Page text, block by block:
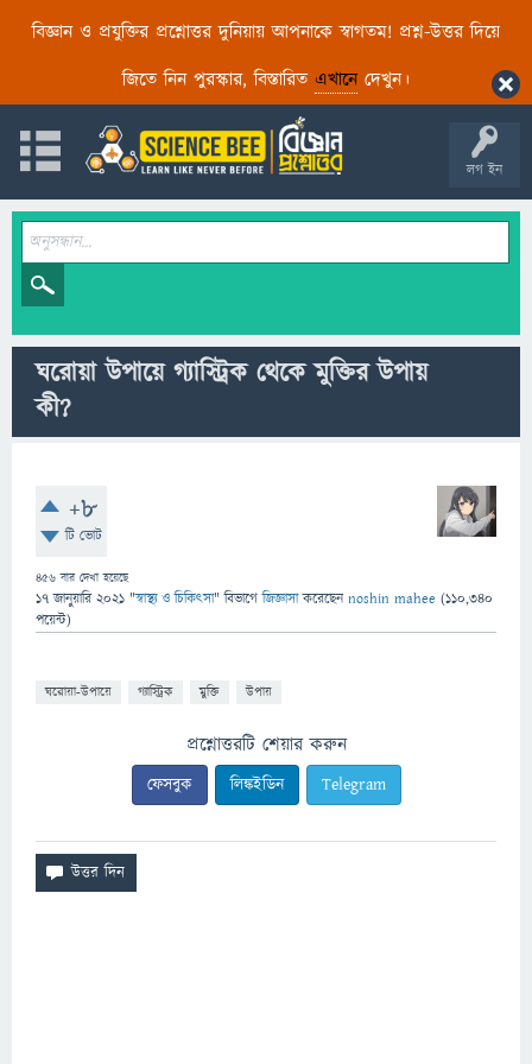
বিজ্ঞান ও প্রযুক্তির প্রশ্নোত্তর দুনিয়ায় আপনাকে স্বাগতম! প্রশ্ন-উত্তর দিয়ে
জিতে নিন পুরস্কার, বিস্তারিত এখানেদেখুন।
লগ ইন
ঘরোয়া উপায়ে গ্যাস্ট্রিক থেকে মুক্তির উপায়
কী?
+8
টি ভোট
456 বার দেখা হয়েছে
17 জানুয়ারি 2021 "স্বাস্থ্য ও চিকিৎসা" বিভাগে জিজ্ঞাসাকরেছেনnoshin mahee (110,340
পয়েন্ট)
ঘরোয়া-উপায়ে গ্যাস্ট্রিক মুক্তি উপায়
প্রশ্নোত্তরটি শেয়ার করুন
ফেসবুক লিঙ্কইডিন Telegram